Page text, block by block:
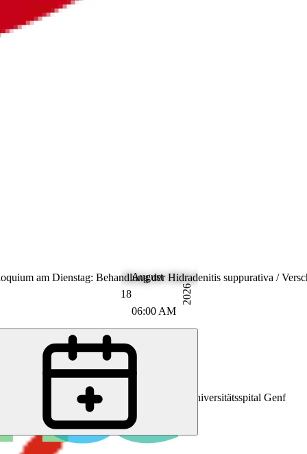
Medicine
18
August
06:00 AM
2026
am Dienstag: Behandlung der Hidradenitis suppurativa /
Universitätsspital Genf